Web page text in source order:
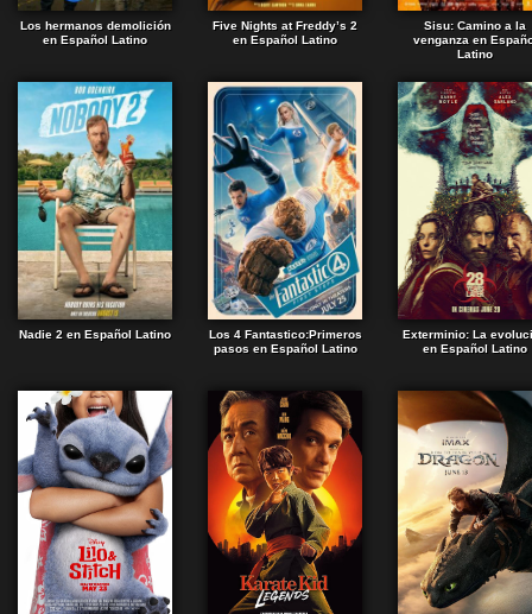
Los hermanos demolición
en Español Latino
Five Nights at Freddy’s 2
en Español Latino
Sisu: Camino a la
venganza en
Latino
Nadie 2 en Español Latino
Los 4 Fantastico:Primeros
pasos en Español Latino
Exterminio: La
en Español Latino